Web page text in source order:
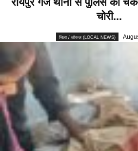
चोरी...
जिला / लोकल (LOCAL NEWS)